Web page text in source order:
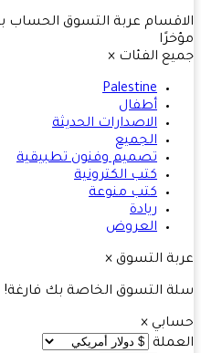
عربة التسوق الحساب بحث
الفئات ×
Palestine
أطفال
الاصدارات الحديثة
الجميع
تصميم وفنون تطبيقية
كتب الكترونية
كتب منوعة
ريادة
العروض
التسوق ×
التسوق الخاصة بك فارغة!
×